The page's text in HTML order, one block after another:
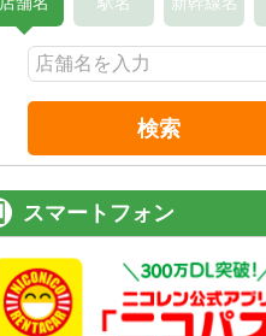
検索
スマートフォン